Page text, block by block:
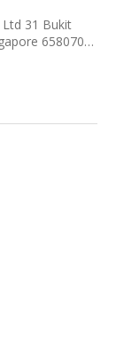
31 Bukit
658070…